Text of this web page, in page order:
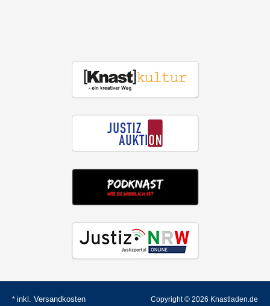
* inkl. Versandkosten Copyright © 2026 Knastladen.de